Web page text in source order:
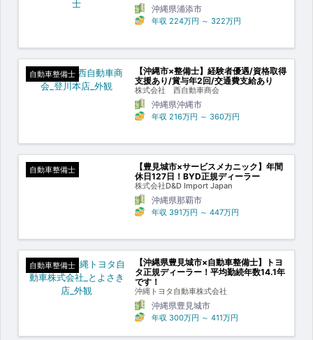
沖縄県浦添市
年収 224万円 ～ 322万円
自動車整備士
【沖縄市×整備士】経験者優遇/資格取得
支援あり/賞与年2回/交通費支給あり
株式会社 西自動車商会
沖縄県沖縄市
年収 216万円 ～ 360万円
自動車整備士
【豊見城市×サービスメカニック】年間
休日127日！BYD正規ディーラー
株式会社D&D Import Japan
沖縄県那覇市
年収 391万円 ～ 447万円
自動車整備士
【沖縄県豊見城市×自動車整備士】トヨ
タ正規ディーラー！平均勤続年数14.1年
です！
沖縄トヨタ自動車株式会社
沖縄県豊見城市
年収 300万円 ～ 411万円